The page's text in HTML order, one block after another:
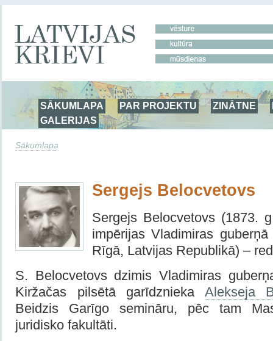
SĀKUMLAPA PAR PROJEKTU ZINĀTNE
GALERIJAS
Sākumlapa
Sergejs Belocvetovs
Sergejs Belocvetovs (1873.
impērijas Vladimiras
Rīgā, Latvijas Republikā) –
S. Belocvetovs dzimis Vladimiras
Kiržačas pilsētā garīdznieka Alekseja
Beidzis Garīgo semināru, pēc tam
juridisko fakultāti.